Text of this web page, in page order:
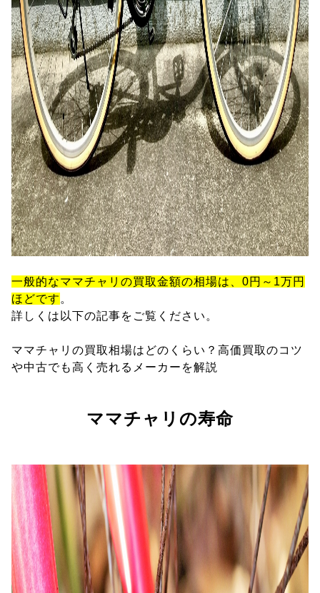
一般的なママチャリの買取金額の相場は、0円～1万円
ほどです 。
詳しくは以下の記事をご覧ください。
ママチャリの買取相場はどのくらい？高価買取のコツ
や中古でも高く売れるメーカーを解説
ママチャリの寿命